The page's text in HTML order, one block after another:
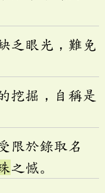
乏眼光，難免
挖掘，自稱是
限於錄取名
之憾。